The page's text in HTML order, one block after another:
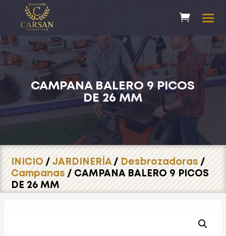
CAMPANA BALERO 9 PICOS
DE 26 MM
INICIO/JARDINERÍA/Desbrozadoras/
Campanas/ CAMPANA BALERO 9 PICOS
DE 26 MM